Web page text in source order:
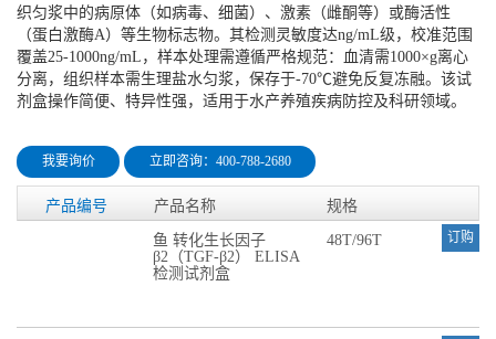
织匀浆中的病原体（如病毒、细菌）、激素（雌酮等）或酶活性
（蛋白激酶A）等生物标志物。其检测灵敏度达ng/mL级，校准范围
覆盖25-1000ng/mL，样本处理需遵循严格规范：血清需1000×g离心
分离，组织样本需生理盐水匀浆，保存于-70℃避免反复冻融。该试
剂盒操作简便、特异性强，适用于水产养殖疾病防控及科研领域。
我要询价 立即咨询：400-788-2680
产品编号 产品名称 规格
鱼 转化生长因子
β2（TGF-β2） ELISA
检测试剂盒
48T/96T 订购